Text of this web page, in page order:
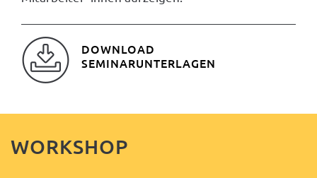
DOWNLOAD
SEMINARUNTERLAGEN
WORKSHOP